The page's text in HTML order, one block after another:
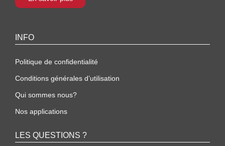
INFO
Politique de confidentialité
Conditions générales d’utilisation
Qui sommes nous?
Nos applications
LES QUESTIONS ?